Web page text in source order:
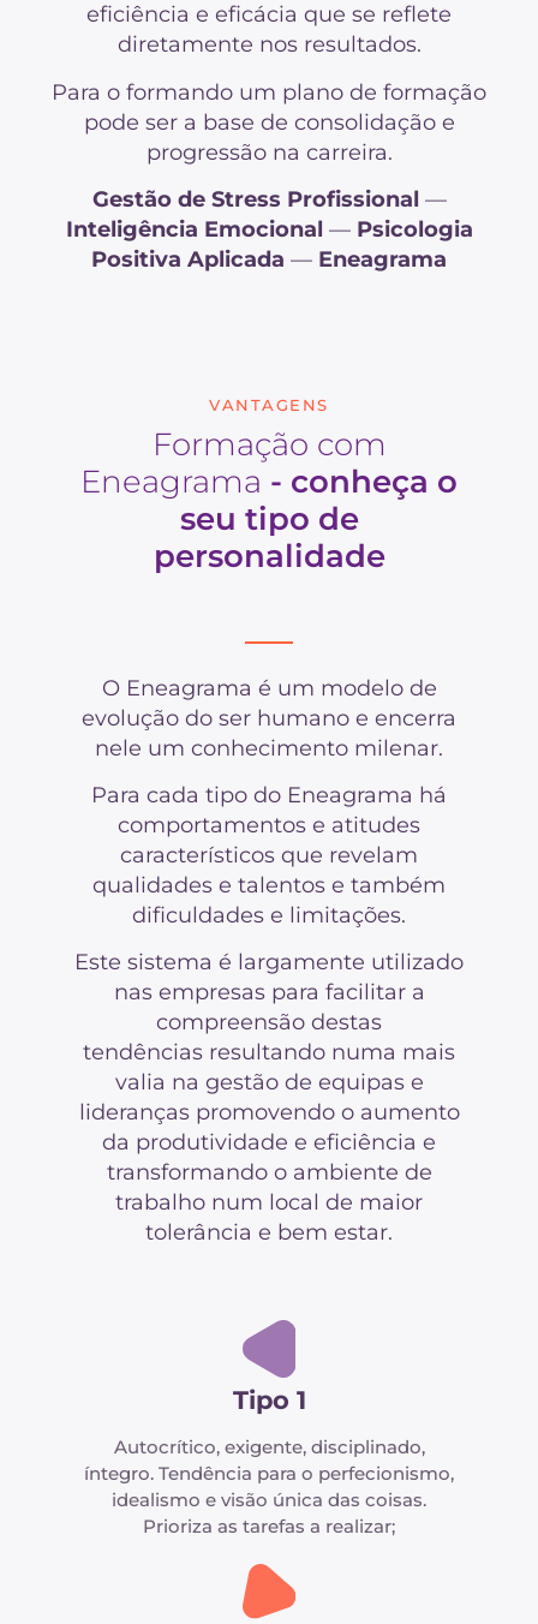
eficiência e eficácia que se reflete
diretamente nos resultados.
Para o formando um plano de formação
pode ser a base de consolidação e
progressão na carreira.
Gestão de Stress Profissional —
Inteligência Emocional — Psicologia
Positiva Aplicada — Eneagrama
VANTAGENS
Formação com
Eneagrama - conheça o
seu tipo de
personalidade
O Eneagrama é um modelo de
evolução do ser humano e encerra
nele um conhecimento milenar.
Para cada tipo do Eneagrama há
comportamentos e atitudes
característicos que revelam
qualidades e talentos e também
dificuldades e limitações.
Este sistema é largamente utilizado
nas empresas para facilitar a
compreensão destas
tendências resultando numa mais
valia na gestão de equipas e
lideranças promovendo o aumento
da produtividade e eficiência e
transformando o ambiente de
trabalho num local de maior
tolerância e bem estar.
Tipo 1
Autocrítico, exigente, disciplinado,
íntegro. Tendência para o perfecionismo,
idealismo e visão única das coisas.
Prioriza as tarefas a realizar;